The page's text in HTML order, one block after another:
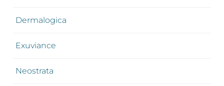
Dermalogica
Exuviance
Neostrata